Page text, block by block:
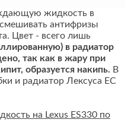
жидкость в
антифризы
Цвет - всего лишь
в радиатор
так как в жару при
образуется накипь. В
и радиатор Лексуса ЕС
на Lexus ES330 по